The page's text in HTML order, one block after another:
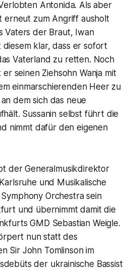
Antonida. Als aber
erneut zum Angriff ausholt
Vaters der Braut, Iwan
diesem klar, dass er sofort
Vaterland zu retten. Noch
seinen Ziehsohn Wanja mit
einmarschierenden Heer zu
dem sich das neue
Sussanin selbst führt die
nimmt dafür den eigenen
der Generalmusikdirektor
und Musikalische
Orchestra sein
und übernimmt damit die
GMD Sebastian Weigle.
nun statt des
Sir John Tomlinson im
der ukrainische Bassist